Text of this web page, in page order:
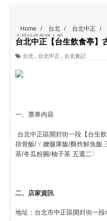
Home / 台北 / 台北中正 /
古早味懷舊雙人餐
台北中正【台生飲食亭】
台北 台北中正 台北食記
一、票券內容
台北中正區開封街一段【台生
排骨飯/ㄚ嬤腿庫飯/酥炸鮮魚飯
茶/冬瓜粉圓/柚子茶 五選二〉
二、店家資訊
地址：台北市中正區開封街一